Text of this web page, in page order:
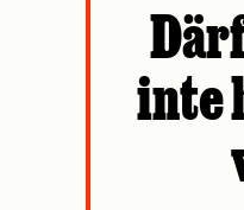
inte